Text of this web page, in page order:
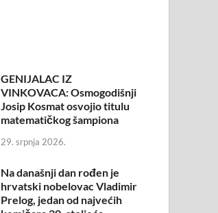
GENIJALAC IZ
VINKOVACA: Osmogodišnji
Josip Kosmat osvojio titulu
matematičkog šampiona
29. srpnja 2026.
Na današnji dan rođen je
hrvatski nobelovac Vladimir
Prelog, jedan od najvećih